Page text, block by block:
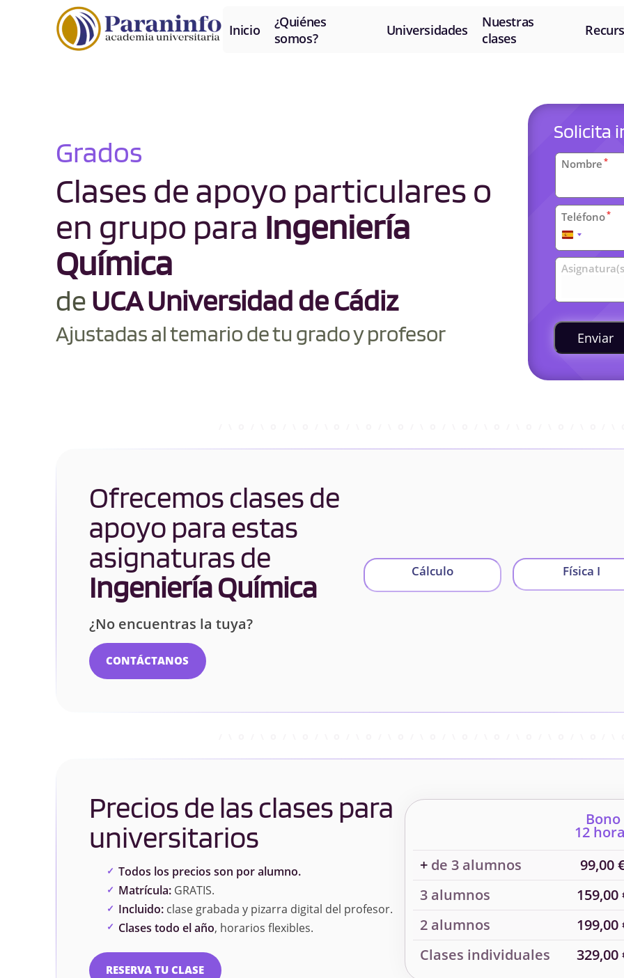
Inicio
¿Quiénes
somos?
Universidades
Nuestras
clases
Grados
Clases de apoyo particulares o
en grupo para Ingeniería
Química
de UCA Universidad de Cádiz
Ajustadas al temario de tu grado y profesor
Solicita
Datos
Nombre *
Teléfono*
España
+34
Clases
Enviar
Ofrecemos clases de
apoyo para estas
asignaturas de
Ingeniería Química
¿No encuentras la tuya?
CONTÁCTANOS
Cálculo Física I
Precios de las clases para
universitarios
Todos los precios son por alumno.
Matrícula: GRATIS.
Incluido: clase grabada y pizarra digital del profesor.
Clases todo el año, horarios flexibles.
RESERVA TU CLASE
Bono
12
+de 3 alumnos
99,00
3 alumnos
159,00
2 alumnos
199,00
Clases individuales
329,00